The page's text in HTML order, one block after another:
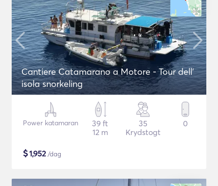
Cantiere Catamarano a Motore - Tour dell'
isola snorkeling
Power katamaran
39 ft
12 m
35
Krydstogt
0
$1,952/dag